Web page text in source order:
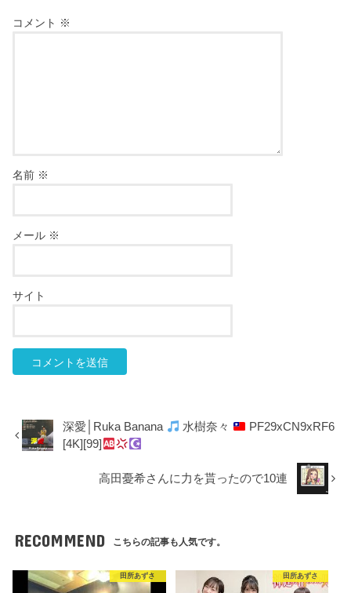
コメント ※
名前 ※
メール ※
サイト
深愛│Ruka Banana 水樹奈々
PF29xCN9xRF6
[4K][99]
高田憂希さんに力を貰ったので10連
RECOMMEND こちらの記事も人気です。
田所あずさ 田所あずさ